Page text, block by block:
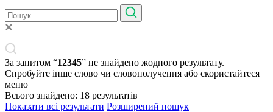
За запитом “12345” не знайдено жодного результату.
Спробуйте інше слово чи словополучення або скористайтеся
меню
Всього знайдено: 18 результатів
Показати всі результати Розширений пошук